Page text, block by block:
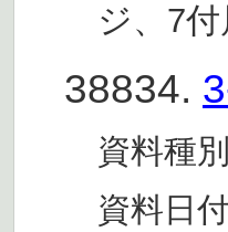
ジ、7
38834.
資料種
資料日